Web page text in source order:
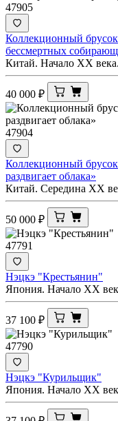
47905
Коллекционный
бессмертных
Китай. Начало XX века.
40 000 ₽
47904
Коллекционный
раздвигает облака»
Китай. Середина ХХ
50 000 ₽
47791
Нэцкэ "Крестьянин"
Япония. Начало XX
37 100 ₽
47790
Нэцкэ "Курильщик"
Япония. Начало XX